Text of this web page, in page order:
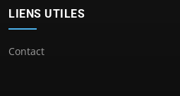
LIENS UTILES
Contact